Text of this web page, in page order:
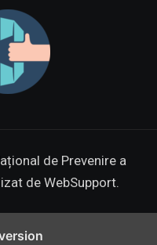
de Prevenire a
de WebSupport.